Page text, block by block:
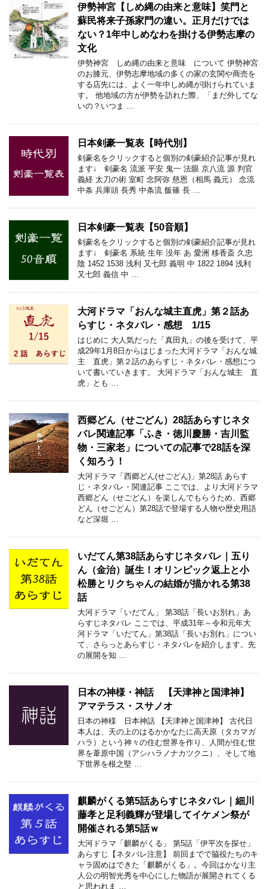
伊勢神宮【しめ縄の由来と意味】笑門と
蘇民将来子孫家門の違い。正月だけでは
ない？1年中しめなわを掛ける伊勢志摩の
文化
伊勢神宮 しめ縄の由来と意味 について 伊勢神宮
のお膝元、伊勢志摩地域の多くの家の玄関や商売を
する店先には、よく一年中しめ縄が掛けられていま
す。 他地域の方が伊勢を訪れた際、「まだ外してな
いの？いつま …
日本剣豪一覧表【時代別】
剣豪名をクリックすると個別の剣豪紹介記事が見れ
ます↓ 剣豪名 流派 平安 鬼一 法眼 京八流 源 判官
義経 太刀の術 室町 念阿弥 慈恩（相馬 義元） 念流
中条 兵庫頭 長秀 中条流 飯篠 長 …
日本剣豪一覧表【50音順】
剣豪名をクリックすると個別の剣豪紹介記事が見れ
ます↓ 剣豪名 系統 生年 没年 あ 愛洲 移香斎 久忠
陰 1452 1538 浅利 又七郎 義明 中 1822 1894 浅利
又七郎 義信 中 …
大河ドラマ「おんな城主直虎」第２話あ
らすじ・ネタバレ・感想 1/15
はじめに 大人気だった「真田丸」の後を受けて、平
成29年1月8日からはじまった大河ドラマ「おんな城
主 直虎」第２話のあらすじ・ネタバレ・感想につ
いて書いていきます。 大河ドラマ「おんな城主 直
虎」とも …
西郷どん（せごどん）28話あらすじネタ
バレ関連記事「ふき・徳川慶勝・吉川監
物・三家老」についての記事で28話を深
く知ろう！
大河ドラマ「西郷どん(せごどん)」第28話 あらす
じ・ネタバレ・関連記事 ここでは、より大河ドラマ
西郷どん（せごどん）を楽しんでもらうため、西郷
どん（せごどん）第28話で登場する人物や歴史用語
など深堀 …
いだてん第38話あらすじネタバレ｜五り
ん（金治）誕生！オリンピック返上と小
松勝とリクちゃんの結婚が描かれる第38
話
大河ドラマ「いだてん」 第38話「長いお別れ」あ
らすじネタバレ ここでは、平成31年～令和元年大
河ドラマ「いだてん」第38話「長いお別れ」につい
て、さらっとあらすじ・ネタバレを紹介します。先
の展開を知 …
日本の神様・神話 【天津神と国津神】
アマテラス・スサノオ
日本の神様 日本神話 【天津神と国津神】 古代日
本人は、天の上のはるかかなたに高天原（タカマガ
ハラ）という神々の住む世界を作り、人間が住む世
界を葦原中国（アシハラノナカツクニ）、そして地
下世界を根之堅 …
麒麟がくる第5話あらすじネタバレ｜細川
藤孝と足利義輝が登場してイケメン祭が
開催される第5話ｗ
大河ドラマ「麒麟がくる」 第5話「伊平次を探せ」
あらすじ【ネタバレ注意】 前回までで脇役たちのキ
ャラ固めはできた「麒麟がくる」。今回はかなり主
人公の明智光秀を中心にした物語が展開されてくる
と思われま …